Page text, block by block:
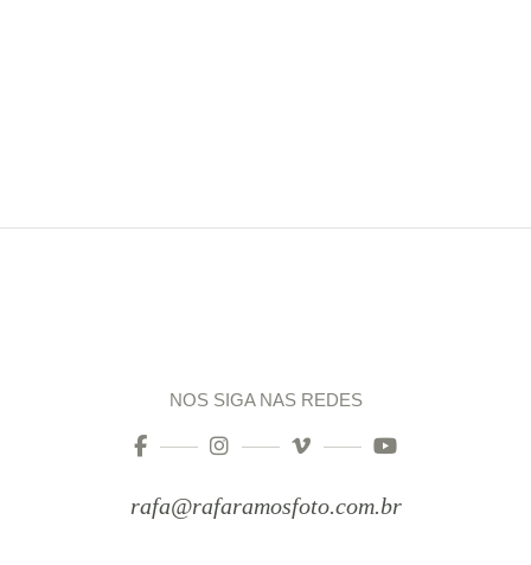
NOS SIGA NAS REDES
rafa@rafaramosfoto.com.br